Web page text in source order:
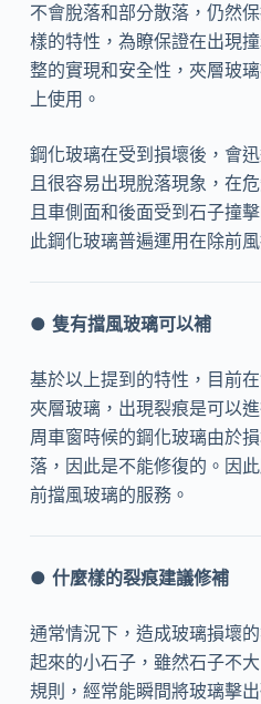
不會脫落和部分散落，仍然
樣的特性，為瞭保證在出現
整的實現和安全性，夾層玻
上使用。
鋼化玻璃在受到損壞後，會
且很容易出現脫落現象，在
且車側面和後面受到石子撞
此鋼化玻璃普遍運用在除前
● 隻有擋風玻璃可以補
基於以上提到的特性，目前
夾層玻璃，出現裂痕是可以
周車窗時候的鋼化玻璃由於
落，因此是不能修復的。因
前擋風玻璃的服務。
● 什麼樣的裂痕建議修補
通常情況下，造成玻璃損壞
起來的小石子，雖然石子不
規則，經常能瞬間將玻璃擊